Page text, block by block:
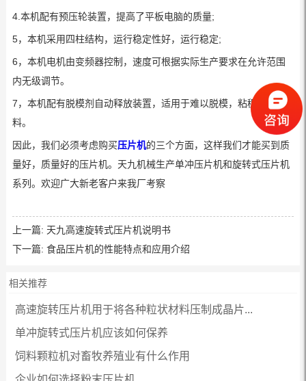
4.本机配有预压轮装置，提高了平板电脑的质量;
5，本机采用四柱结构，运行稳定性好，运行稳定;
6，本机电机由变频器控制，速度可根据实际生产要求在允许范围
内无级调节。
7，本机配有脱模剂自动释放装置，适用于难以脱模，粘稠的物
料。
因此，我们必须考虑购买压片机的三个方面，这样我们才能买到质
量好，质量好的压片机。天九机械生产单冲压片机和旋转式压片机
系列。欢迎广大新老客户来我厂考察
上一篇: 天九高速旋转式压片机说明书
下一篇: 食品压片机的性能特点和应用介绍
相关推荐
高速旋转压片机用于将各种粒状材料压制成晶片...
单冲旋转式压片机应该如何保养
饲料颗粒机对畜牧养殖业有什么作用